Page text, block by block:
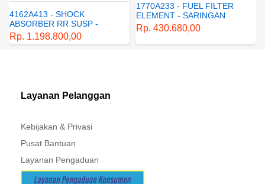
4162A413 - SHOCK
ABSORBER RR SUSP -
SUSPENSI BELAKANG -
SHOCKBREAKER BELAKANG
Rp. 1.198.800,00
1770A233 - FUEL FILTER
ELEMENT - SARINGAN
BAHAN BAKAR - SARINGAN
SOLAR - MITSUBISHI -
PAJERO
Rp. 430.680,00
Layanan Pelanggan
Kebijakan & Privasi
Pusat Bantuan
Layanan Pengaduan